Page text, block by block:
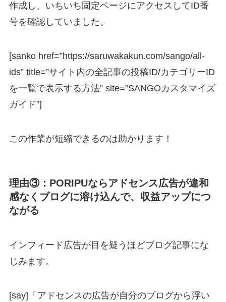
作成し、いちいち固定ページにアクセスしてID番
号を確認していました。
[sanko href=”https://saruwakakun.com/sango/all-
ids” title=”サイト内の全記事の投稿ID/カテゴリーID
を一覧で表示する方法” site=”SANGOカスタマイズ
ガイド”]
この作業が短縮できるのは助かります！
理由③：PORIPUならアドセンス広告が違和
感なくブログに溶け込んで、収益アップにつ
ながる
インフィード広告が目を疑うほどブログ記事にな
じみます。
[say]「アドセンスの広告が自分のブログから浮い